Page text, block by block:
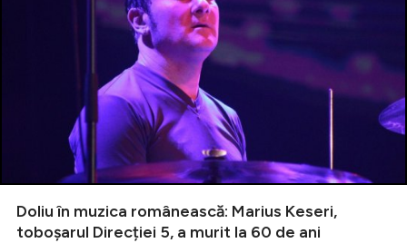
Horoscop
Lifestyle
Celebrități
Breaking News
Doliu în muzica românească: Marius Keseri,
toboșarul Direcției 5, a murit la 60 de ani